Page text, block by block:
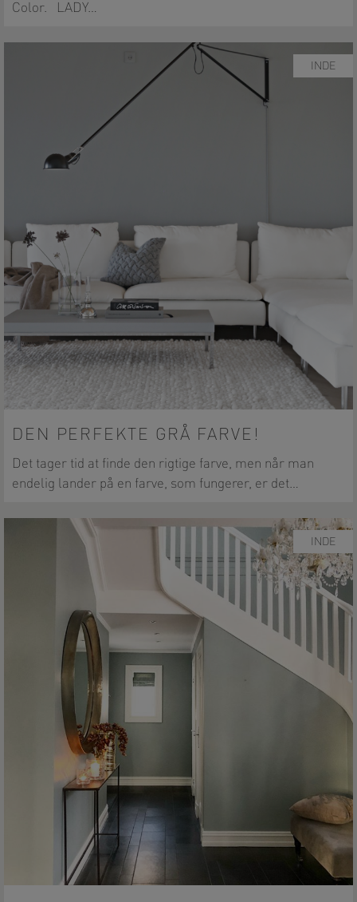
Color. LADY…
INDE
DEN PERFEKTE GRÅ FARVE!
Det tager tid at finde den rigtige farve, men når man
endelig lander på en farve, som fungerer, er det…
INDE